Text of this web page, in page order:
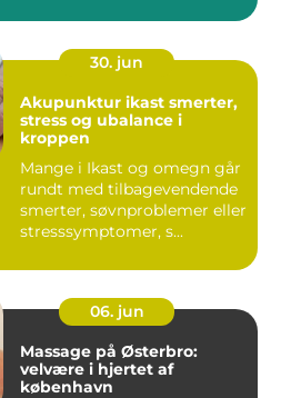
30. jun
Akupunktur ikast smerter,
stress og ubalance i
kroppen
Mange i Ikast og omegn går
rundt med tilbagevendende
smerter, søvnproblemer eller
stresssymptomer, s...
06. jun
Massage på Østerbro:
velvære i hjertet af
københavn